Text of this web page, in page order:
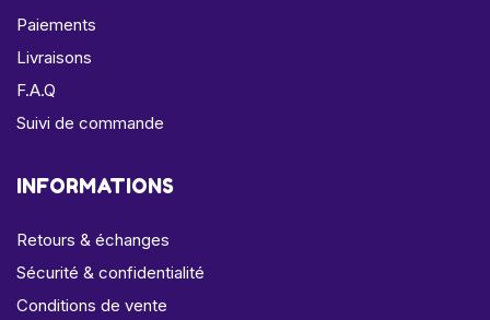
Paiements
Livraisons
F.A.Q
Suivi de commande
INFORMATIONS
Retours & échanges
Sécurité & confidentialité
Conditions de vente